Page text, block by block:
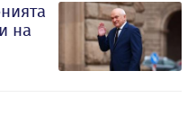
на